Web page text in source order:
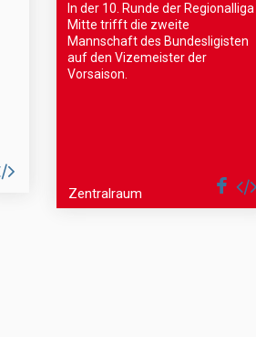
In der 10. Runde der Regionalliga
Mitte trifft die zweite
Mannschaft des Bundesligisten
auf den Vizemeister der
Vorsaison.
Zentralraum